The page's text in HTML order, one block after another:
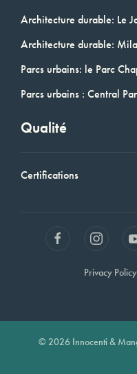
Architecture durable: Le
Architecture durable:
Parcs urbains: le Parc
Parcs urbains : Central
Qualité
Certifications
Privacy Policy
© 2026 Innocenti &